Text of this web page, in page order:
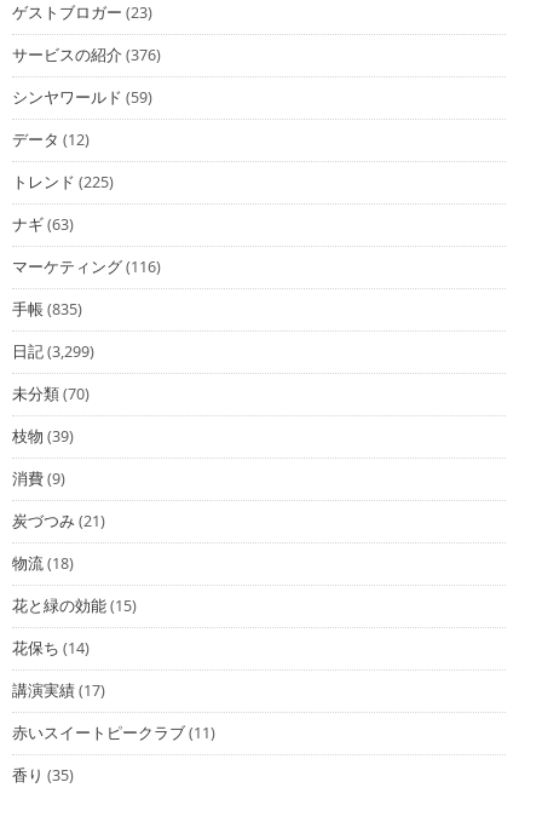
ゲストブロガー (23)
サービスの紹介(376)
シンヤワールド (59)
データ (12)
トレンド (225)
ナギ(63)
マーケティング(116)
手帳(835)
日記(3,299)
未分類(70)
枝物 (39)
消費(9)
炭づつみ(21)
物流(18)
花と緑の効能(15)
花保ち (14)
講演実績(17)
赤いスイートピークラブ(11)
香り (35)